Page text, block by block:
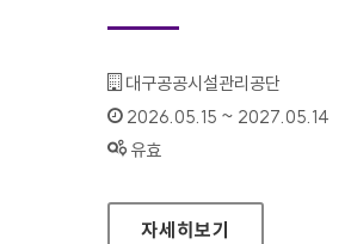
기관명 :
대구공공시설관리공단
인증기간 :
2026.05.15 ~ 2027.05.14
상태 :
유효
대구공공시설관리공단 대표
자세히보기